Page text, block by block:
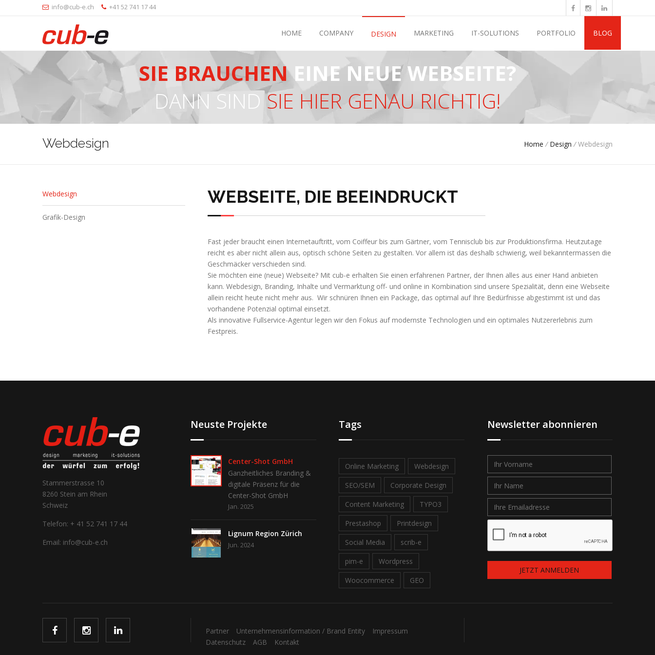
info@cub-e.ch +41 52 741 17 44
HOME COMPANY DESIGN MARKETING IT-SOLUTIONS PORTFOLIO BLOG
SIE BRAUCHENEINE NEUE WEBSEITE?
DANN SINDSIE HIER GENAU RICHTIG!
Webdesign Home / Design /Webdesign
Webdesign
Grafik-Design
WEBSEITE, DIE BEEINDRUCKT
Fast jeder braucht einen Internetauftritt, vom Coiffeur bis zum Gärtner, vom Tennisclub bis zur Produktionsfirma. Heutzutage
reicht es aber nicht allein aus, optisch schöne Seiten zu gestalten. Vor allem ist das deshalb schwierig, weil bekanntermassen die
Geschmäcker verschieden sind.
Sie möchten eine (neue) Webseite? Mit cub-e erhalten Sie einen erfahrenen Partner, der Ihnen alles aus einer Hand anbieten
kann. Webdesign, Branding, Inhalte und Vermarktung off- und online in Kombination sind unsere Spezialität, denn eine Webseite
allein reicht heute nicht mehr aus. Wir schnüren Ihnen ein Package, das optimal auf Ihre Bedürfnisse abgestimmt ist und das
vorhandene Potenzial optimal einsetzt.
Als innovative Fullservice-Agentur legen wir den Fokus auf modernste Technologien und ein optimales Nutzererlebnis zum
Festpreis.
Stammerstrasse 10
8260 Stein am Rhein
Schweiz
Telefon: + 41 52 741 17 44
Email: info@cub-e.ch
Neuste Projekte
Center-Shot GmbH
Ganzheitliches Branding &
digitale Präsenz für die
Center-Shot GmbH
Jan. 2025
Lignum Region Zürich
Jun. 2024
Tags
Online Marketing Webdesign
SEO/SEM Corporate Design
Content Marketing TYPO3
Prestashop Printdesign
Social Media scrib-e
pim-e Wordpress
Woocommerce GEO
Newsletter abonnieren
JETZT ANMELDEN
Partner Unternehmensinformation / Brand Entity
Impressum
Datenschutz
AGB Kontakt